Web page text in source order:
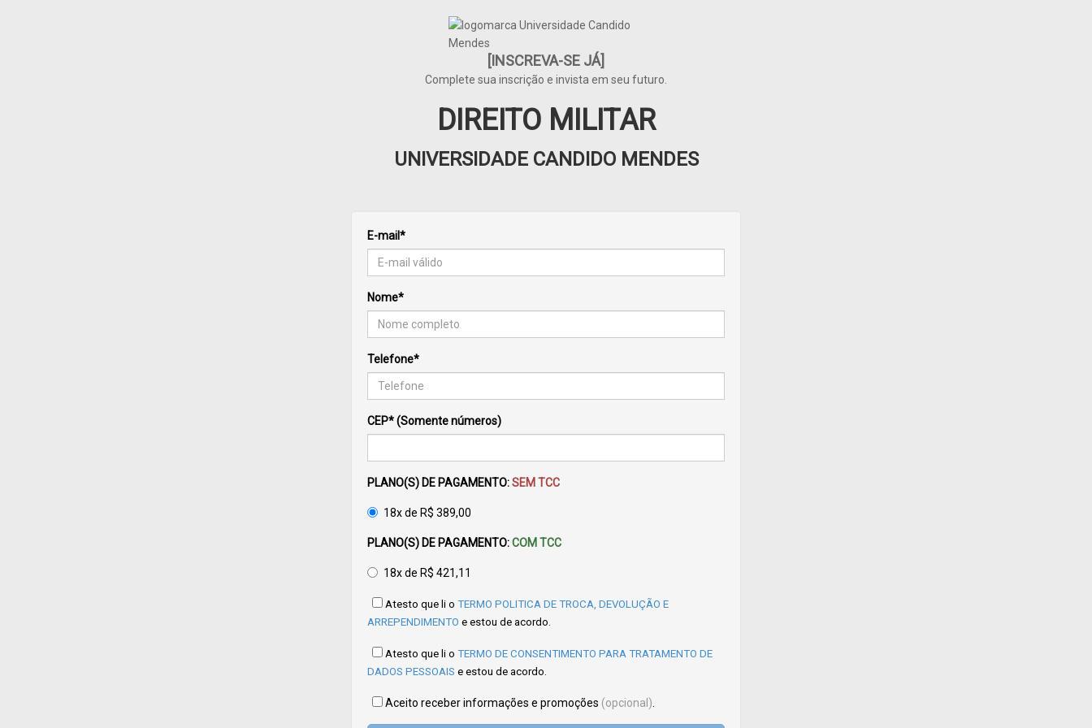
[INSCREVA-SE JÁ]
Complete sua inscrição e invista em seu futuro.
DIREITO MILITAR
UNIVERSIDADE CANDIDO MENDES
E-mail*
Nome*
Telefone*
CEP* (Somente números)
PLANO(S) DE PAGAMENTO:SEM TCC
18x de R$ 389,00
PLANO(S) DE PAGAMENTO:COM TCC
18x de R$ 421,11
Atesto que li o TERMO POLITICA DE TROCA, DEVOLUÇÃO E
ARREPENDIMENTO e estou de acordo.
Atesto que li o TERMO DE CONSENTIMENTO PARA TRATAMENTO DE
DADOS PESSOAIS e estou de acordo.
Aceito receber informações e promoções (opcional)